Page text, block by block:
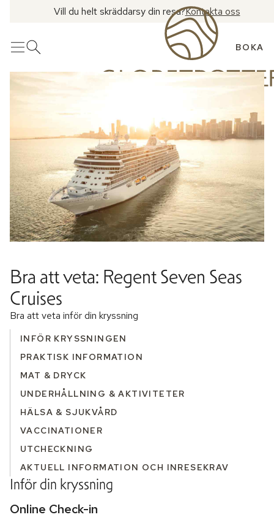
Vill du helt skräddarsy din resa?Kontakta oss
MenyÖppna sök BOKA
Bra att veta: Regent Seven Seas
Cruises
Bra att veta inför din kryssning
INFÖR KRYSSNINGEN
PRAKTISK INFORMATION
MAT & DRYCK
UNDERHÅLLNING & AKTIVITETER
HÄLSA & SJUKVÅRD
VACCINATIONER
UTCHECKNING
AKTUELL INFORMATION OCH INRESEKRAV
Inför din kryssning
Online Check-in